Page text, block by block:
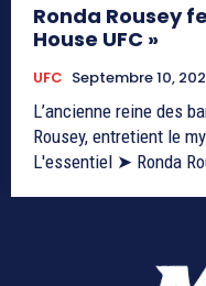
Ronda Rousey
House UFC »
UFC Septembre 10,
L’ancienne reine des
Rousey, entretient le
L'essentiel ➤